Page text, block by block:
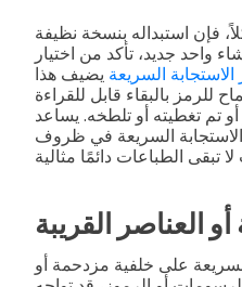
فإن استبداله بنسخة نظيفة
واحد جديد، تأكد من اختيار
السريعة يضيف هذا
بالبقاء قابل للقراءة
تغطيته أو تلطخه. يساعد
السريعة في ظروف
العناصر القريبة
على خلفية مزدحمة أو